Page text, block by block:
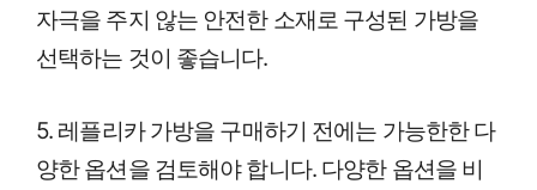
자극을 주지 않는 안전한 소재로 구성된 가방을
선택하는 것이 좋습니다.
5. 레플리카 가방을 구매하기 전에는 가능한한 다
양한 옵션을 검토해야 합니다. 다양한 옵션을 비